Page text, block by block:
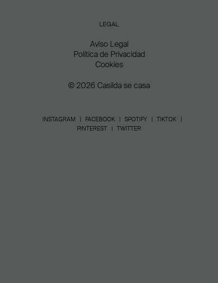
LEGAL
Aviso Legal
Política de Privacidad
Cookies
© 2026 Casilda se casa
INSTAGRAM FACEBOOK SPOTIFY
TIKTOK
PINTEREST
TWITTER